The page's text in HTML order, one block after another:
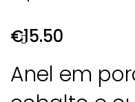
€15.50
Anel em